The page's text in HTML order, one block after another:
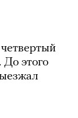
этого